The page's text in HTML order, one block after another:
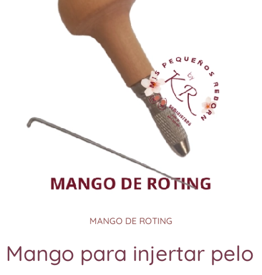
MANGO DE ROTING
Mango para injertar pelo